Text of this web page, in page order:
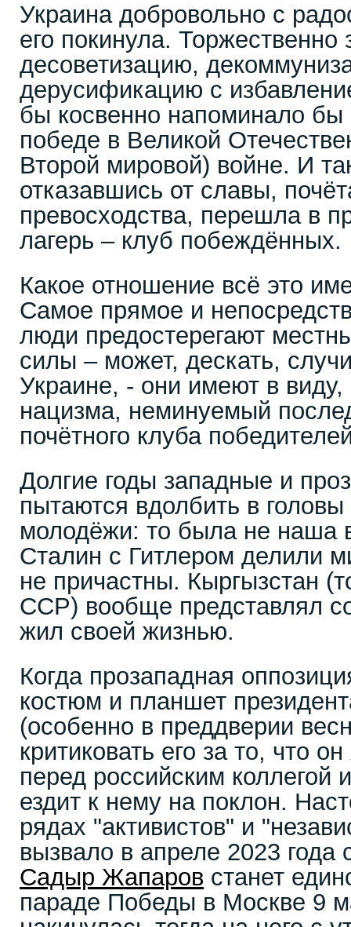
Украина добровольно с
его покинула. Торжественно
десоветизацию,
дерусификацию с
бы косвенно напоминало бы
победе в Великой
Второй мировой) войне. И
отказавшись от славы,
превосходства, перешла в
лагерь – клуб побеждённых.
Какое отношение всё это
Самое прямое и
люди предостерегают
силы – может, дескать,
Украине, - они имеют в
нацизма, неминуемый
почётного клуба
Долгие годы западные и
пытаются вдолбить в головы
молодёжи: то была не наша
Сталин с Гитлером делили
не причастны. Кыргызстан
ССР) вообще представлял
жил своей жизнью.
Когда прозападная
костюм и планшет
(особенно в преддверии
критиковать его за то, что
перед российским коллегой
ездит к нему на поклон.
рядах "активистов" и
вызвало в апреле 2023
Садыр Жапаров станет
параде Победы в Москве 9